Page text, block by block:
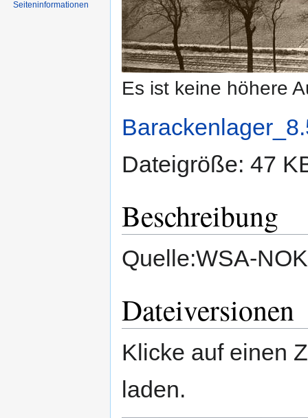
Es ist keine höhere
Dateigröße: 47
Beschreibung
Quelle:WSA-NOK
Dateiversionen
Klicke auf einen
laden.
Seiten­informationen